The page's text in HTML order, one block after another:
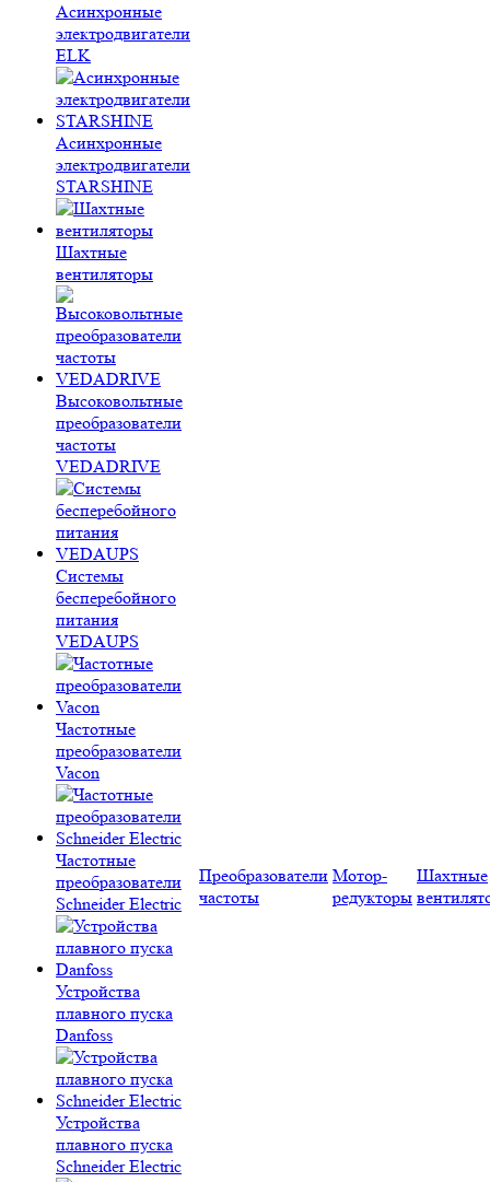
Асинхронные
электродвигатели
ELK
Асинхронные
электродвигатели
STARSHINE
Шахтные
вентиляторы
Высоковольтные
преобразователи
частоты
VEDADRIVE
Системы
бесперебойного
питания
VEDAUPS
Частотные
преобразователи
Vacon
Частотные
преобразователи
Schneider Electric
Устройства
плавного пуска
Danfoss
Устройства
плавного пуска
Schneider Electric
Преобразователи
частоты
Мотор-
редукторы
Шахтные